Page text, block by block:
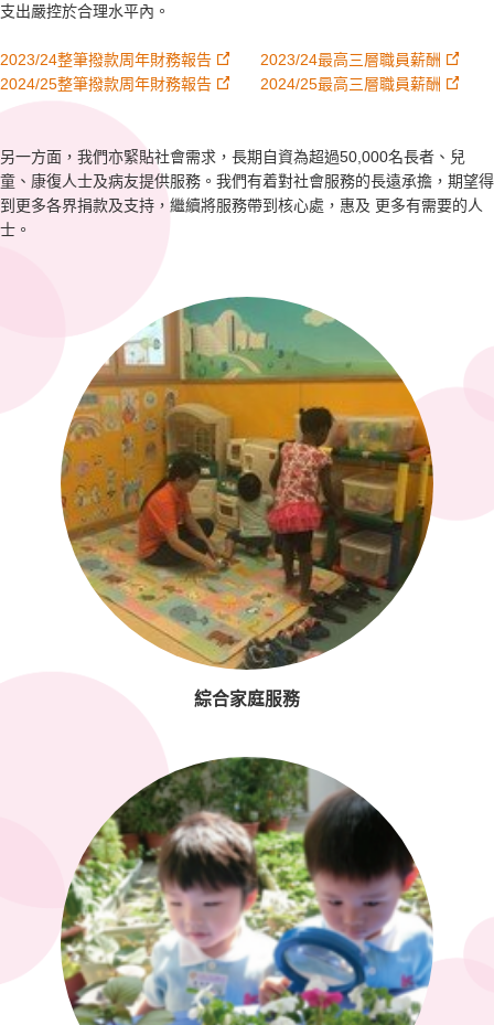
支出嚴控於合理水平內。
2023/24整筆撥款周年財務報告
2023/24最高三層職員薪酬
2024/25整筆撥款周年財務報告
2024/25最高三層職員薪酬
另一方面，我們亦緊貼社會需求，長期自資為超過50,000名長者、兒
童、康復人士及病友提供服務。我們有着對社會服務的長遠承擔，期望得
到更多各界捐款及支持，繼續將服務帶到核心處，惠及 更多有需要的人
士。
綜合家庭服務